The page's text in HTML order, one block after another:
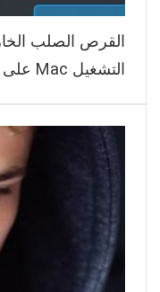
القرص الصلب
التشغيل Mac على الإطلاق